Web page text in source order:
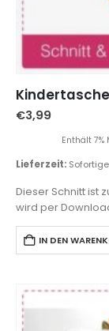
Kindertasche
€3,99
Enthält 7%
Lieferzeit:
Dieser Schnitt ist
wird per
Versandkosten
IN DEN